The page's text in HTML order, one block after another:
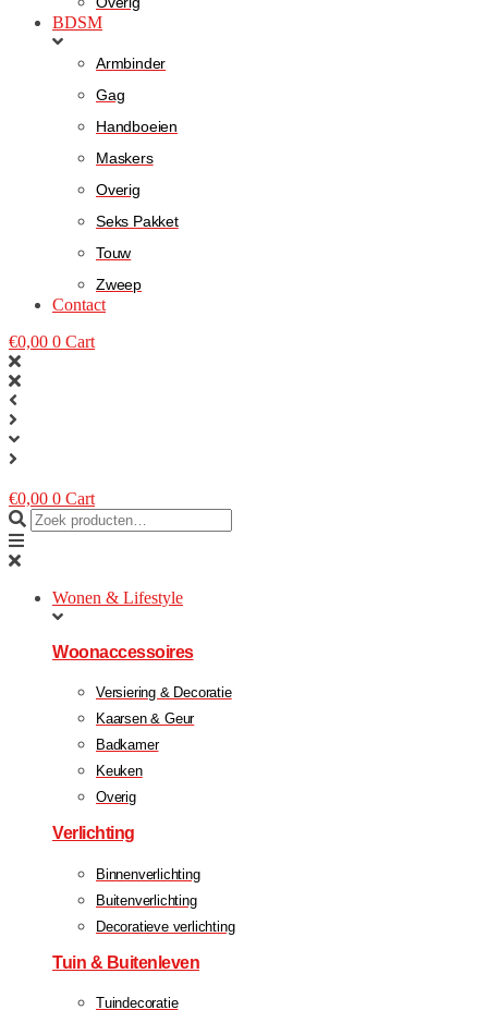
BDSM
Armbinder
Gag
Handboeien
Maskers
Overig
Seks Pakket
Touw
Zweep
Contact
€0,00 0 Cart
€0,00 0 Cart
Wonen & Lifestyle
Woonaccessoires
Versiering & Decoratie
Kaarsen & Geur
Badkamer
Keuken
Overig
Verlichting
Binnenverlichting
Buitenverlichting
Decoratieve verlichting
Tuin & Buitenleven
Tuindecoratie